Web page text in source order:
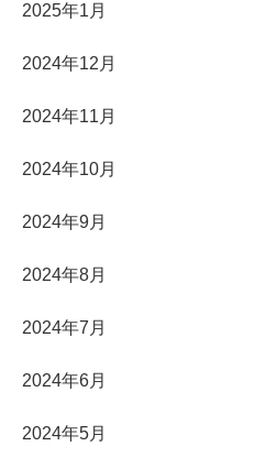
2025年1月
2024年12月
2024年11月
2024年10月
2024年9月
2024年8月
2024年7月
2024年6月
2024年5月